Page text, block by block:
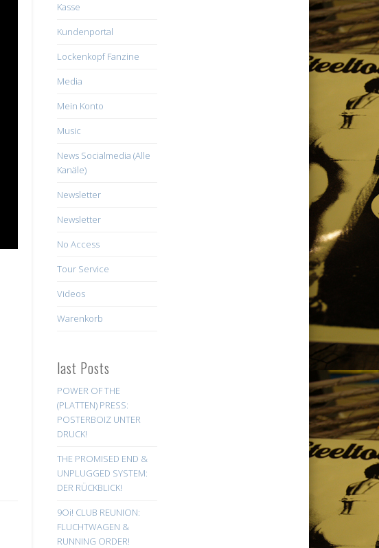
Kasse
Kundenportal
Lockenkopf Fanzine
Media
Mein Konto
Music
News Socialmedia (Alle
Kanäle)
Newsletter
Newsletter
No Access
Tour Service
Videos
Warenkorb
last Posts
POWER OF THE
(PLATTEN) PRESS:
POSTERBOIZ UNTER
DRUCK!
THE PROMISED END &
UNPLUGGED SYSTEM:
DER RÜCKBLICK!
9Oi! CLUB REUNION:
FLUCHTWAGEN &
RUNNING ORDER!